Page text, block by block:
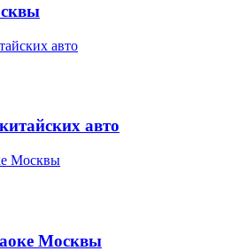
авто
Москвы